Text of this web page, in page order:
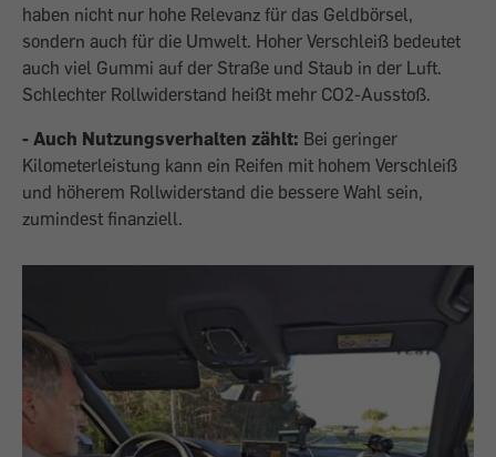
haben nicht nur hohe Relevanz für das Geldbörsel,
sondern auch für die Umwelt. Hoher Verschleiß bedeutet
auch viel Gummi auf der Straße und Staub in der Luft.
Schlechter Rollwiderstand heißt mehr CO2-Ausstoß.
- Auch Nutzungsverhalten zählt: Bei geringer
Kilometerleistung kann ein Reifen mit hohem Verschleiß
und höherem Rollwiderstand die bessere Wahl sein,
zumindest finanziell.